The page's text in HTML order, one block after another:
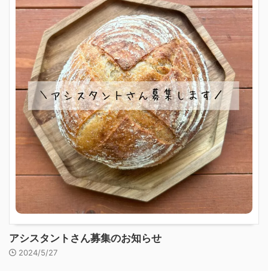
アシスタントさん募集のお知らせ
2024/5/27